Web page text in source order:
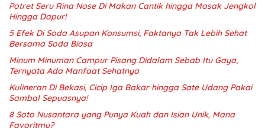
Potret Seru Rina Nose Di Makan Cantik hingga Masak Jengkol
Hingga Dapur!
5 Efek Di Soda Asupan Konsumsi, Faktanya Tak Lebih Sehat
Bersama Soda Biasa
Minum Minuman Campur Pisang Didalam Sebab Itu Gaya,
Ternyata Ada Manfaat Sehatnya
Kulineran Di Bekasi, Cicip Iga Bakar hingga Sate Udang Pakai
Sambal Sepuasnya!
8 Soto Nusantara yang Punya Kuah dan Isian Unik, Mana
Favoritmu?